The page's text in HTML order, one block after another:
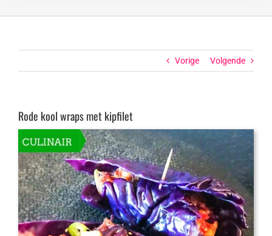
Vorige Volgende
Rode kool wraps met kipfilet